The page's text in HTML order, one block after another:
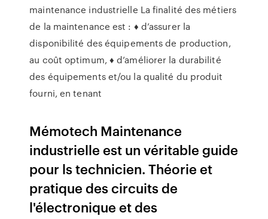
maintenance industrielle La finalité des métiers
de la maintenance est : ♦ d’assurer la
disponibilité des équipements de production,
au coût optimum, ♦ d’améliorer la durabilité
des équipements et/ou la qualité du produit
fourni, en tenant
Mémotech Maintenance
industrielle est un véritable guide
pour ls technicien. Théorie et
pratique des circuits de
l'électronique et des